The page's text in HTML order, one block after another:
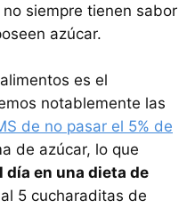
siempre tienen sabor
azúcar.
es el
notablemente las
de no pasar el 5% de
de azúcar, lo que
día en una dieta de
5 cucharaditas de